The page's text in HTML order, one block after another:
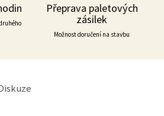
Přeprava paletových
zásilek
Možnost doručení na stavbu